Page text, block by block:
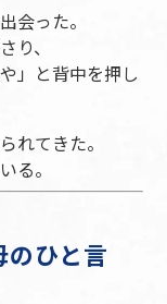
会った。
り、
」と背中を押し
れてきた。
る。
ひと言